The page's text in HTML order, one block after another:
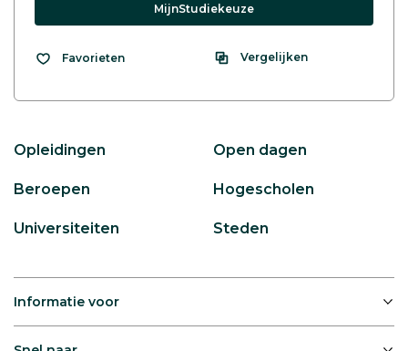
MijnStudiekeuze
Favorieten Vergelijken
Opleidingen Open dagen
Beroepen Hogescholen
Universiteiten Steden
Informatie voor